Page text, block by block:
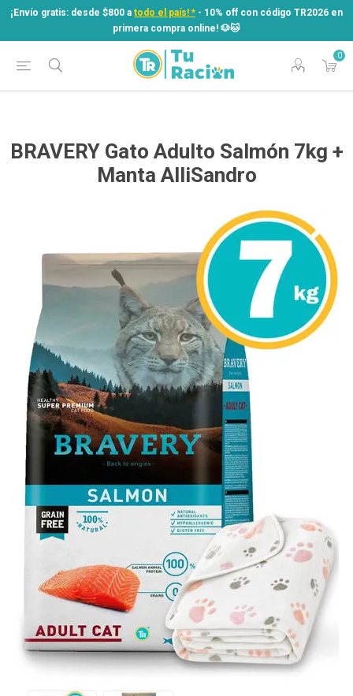
¡Envío gratis: desde $800 a todo el país! * - 10% off con código TR2026 en
primera compra online! ​🐶​🐱
0
¡Envío gratis: desde $800 atodo el país! *
- 10% off con código TR2026 en
primera compra online! ​🐶​🐱
BRAVERY Gato Adulto Salmón 7kg +
Manta AlliSandro